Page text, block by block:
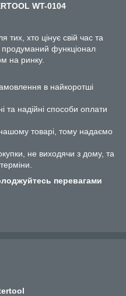
WT-0104
тих, хто цінує свій час та
продуманий функціонал
на ринку.
в найкоротші
та надійні способи оплати
товарі, тому надаємо
не виходячи з дому, та
перевагами